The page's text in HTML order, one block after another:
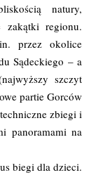
natury,
zakątki regionu.
przez okolice
Sądeckiego – a
szczyt
partie Gorców
zbiegi i
panoramami na
biegi dla dzieci.